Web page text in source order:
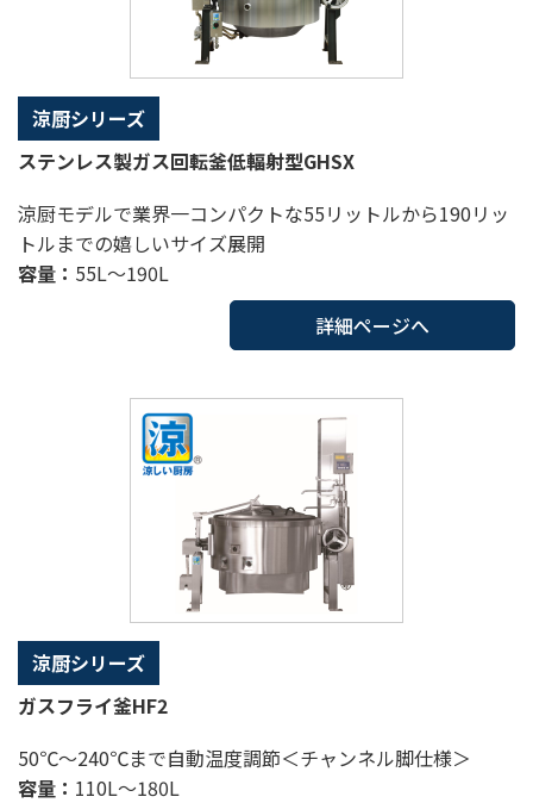
涼厨シリーズ
ステンレス製ガス回転釜低輻射型GHSX
涼厨モデルで業界一コンパクトな55リットルから190リッ
トルまでの嬉しいサイズ展開
容量： 55L～190L
詳細ページへ
涼厨シリーズ
ガスフライ釜HF2
50℃～240℃まで自動温度調節＜チャンネル脚仕様＞
容量： 110L～180L